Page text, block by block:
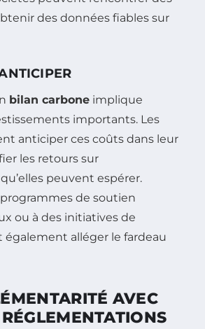
des données fiables sur
bilan carbone implique
importants. Les
anticiper ces coûts dans leur
les retours sur
peuvent espérer.
programmes de soutien
ou à des initiatives de
alléger le fardeau
AVEC
RÉGLEMENTATIONS